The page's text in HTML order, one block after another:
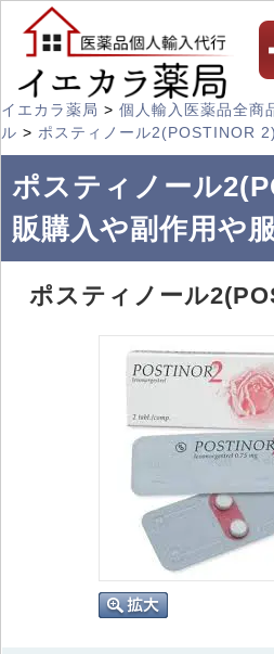
イエカラ薬局 > 個人輸入医薬品全商
ル > ポスティノール2(POSTINOR 2)
ポスティノール
販購入や副作用や
ポスティノール